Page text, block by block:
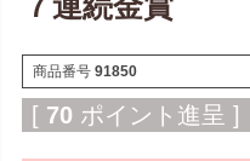
商品番号 91850
[ 70 ポイント進呈 ]